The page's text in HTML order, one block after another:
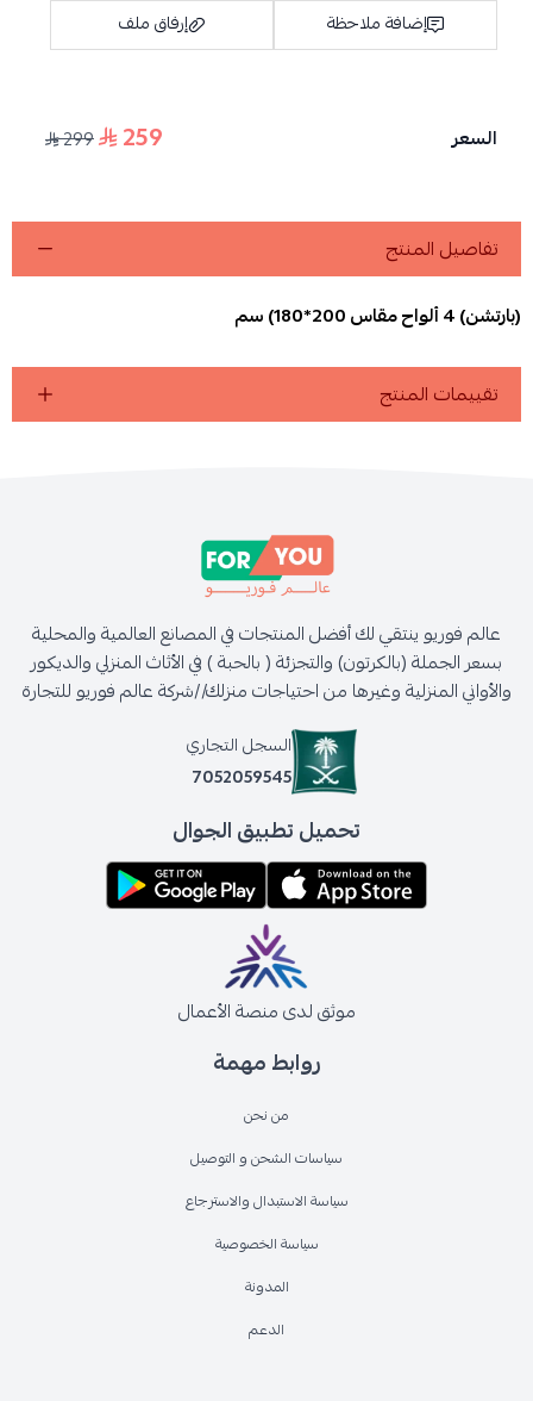
إضافة ملاحظة
إرفاق ملف
السعر 259
299
تفاصيل المنتج
(بارتشن) 4 ألواح مقاس 200*180) سم
تقييمات المنتج
روابط مهمة
من نحن
سياسات الشحن و التوصيل
سياسة الاستبدال والاسترجاع
سياسة الخصوصية
المدونة
الدعم
عالم فوريو ينتقي لك أفضل المنتجات في المصانع العالمية والمحلية
بسعر الجملة (بالكرتون) والتجزئة ( بالحبة ) في الأثاث المنزلي والديكور
والأواني المنزلية وغيرها من احتياجات منزلك//شركة عالم فوريو للتجارة
السجل التجاري
7052059545
تحميل تطبيق الجوال
موثق لدى منصة الأعمال